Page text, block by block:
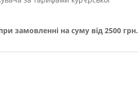
замовленні на суму від 2500 грн.